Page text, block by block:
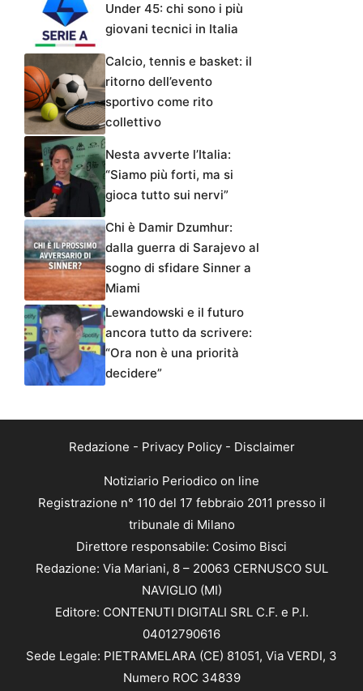
Under 45: chi sono i più
giovani tecnici in Italia
Calcio, tennis e basket: il
ritorno dell’evento
sportivo come rito
collettivo
Nesta avverte l’Italia:
“Siamo più forti, ma si
gioca tutto sui nervi”
Chi è Damir Dzumhur:
dalla guerra di Sarajevo al
sogno di sfidare Sinner a
Miami
Lewandowski e il futuro
ancora tutto da scrivere:
“Ora non è una priorità
decidere”
Redazione - Privacy Policy- Disclaimer
Notiziario Periodico on line
Registrazione n° 110 del 17 febbraio 2011 presso il
tribunale di Milano
Direttore responsabile: Cosimo Bisci
Redazione: Via Mariani, 8 – 20063 CERNUSCO SUL
NAVIGLIO (MI)
Editore: CONTENUTI DIGITALI SRL C.F. e P.I.
04012790616
Sede Legale: PIETRAMELARA (CE) 81051, Via VERDI, 3
Numero ROC 34839